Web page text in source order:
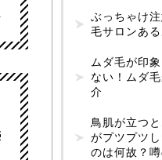
ぶっちゃけ
毛サロンあ
ムダ毛が印
ない！ムダ
介
鳥肌が立つ
がプツプツ
のは何故？